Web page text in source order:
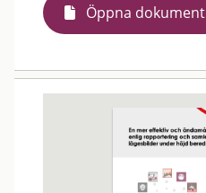
Öppna dokument